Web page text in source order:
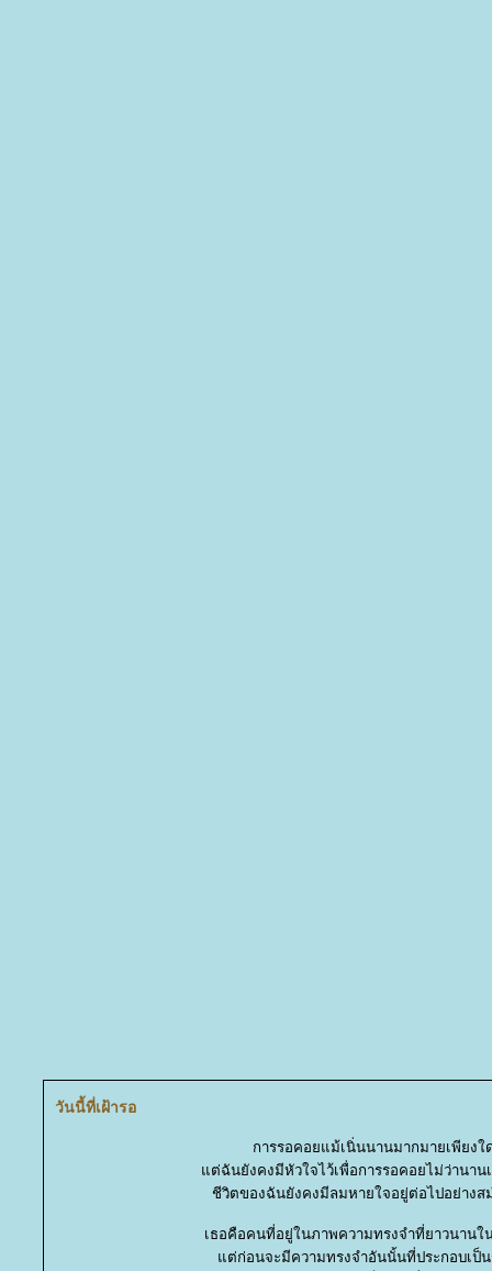
วันนี้ที่เฝ้ารอ
การรอคอยแม้เนิ่นนานมากมายเพียงใ
ต่ฉันยังคงมีหัวใจไว้เพื่อการรอคอยไม่ว่านาน
ชีวิตของฉันยังคงมีลมหายใจอยู่ต่อไปอย่างส
เธอคือคนที่อยู่ในภาพความทรงจำที่ยาวนาน
ต่ก่อนจะมีความทรงจำอันนั้นที่ประกอบเป็น